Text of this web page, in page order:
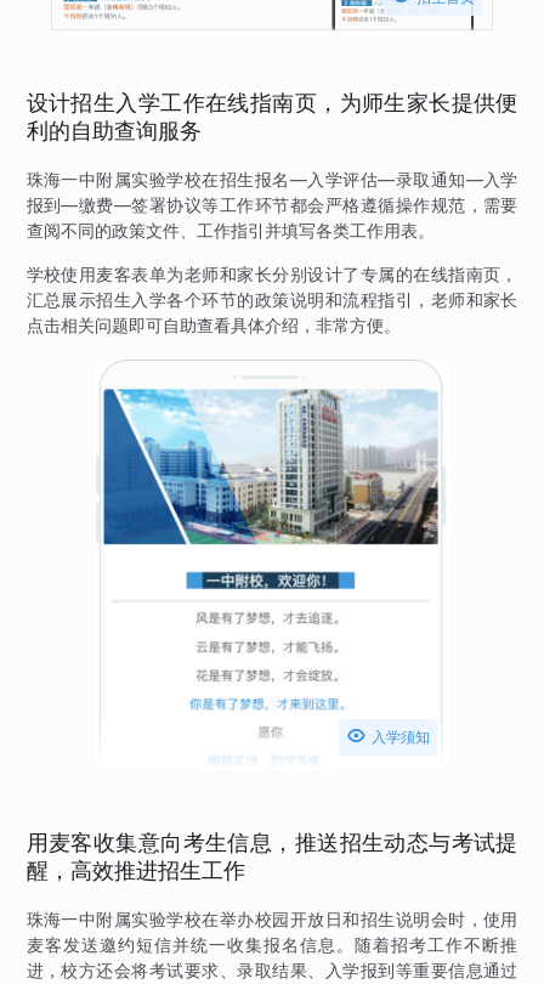
设计招生入学工作在线指南页，为师生家长提供便
利的自助查询服务
珠海一中附属实验学校在招生报名—入学评估—录取通知—入学
报到—缴费—签署协议等工作环节都会严格遵循操作规范，需要
查阅不同的政策文件、工作指引并填写各类工作用表。
学校使用麦客表单为老师和家长分别设计了专属的在线指南页，
汇总展示招生入学各个环节的政策说明和流程指引，老师和家长
点击相关问题即可自助查看具体介绍，非常方便。
 入学须知
用麦客收集意向考生信息，推送招生动态与考试提
醒，高效推进招生工作
珠海一中附属实验学校在举办校园开放日和招生说明会时，使用
麦客发送邀约短信并统一收集报名信息。随着招考工作不断推
进，校方还会将考试要求、录取结果、入学报到等重要信息通过